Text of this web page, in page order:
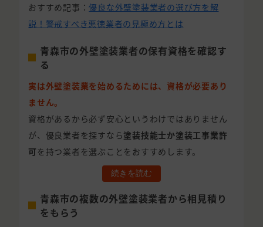
おすすめ記事：優良な外壁塗装業者の選び方を解
説！警戒すべき悪徳業者の見極め方とは
青森市の外壁塗装業者の保有資格を確認す
る
実は外壁塗装業を始めるためには、資格が必要あり
ません。
資格があるから必ず安心というわけではありません
が、優良業者を探すなら塗装技能士か塗装工事業許
可 を持つ業者を選ぶことをおすすめします。
続きを読む
青森市の複数の外壁塗装業者から相見積り
をもらう